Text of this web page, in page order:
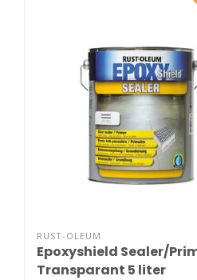
RUST-OLEUM
Epoxyshield Sealer/
Transparant 5 liter